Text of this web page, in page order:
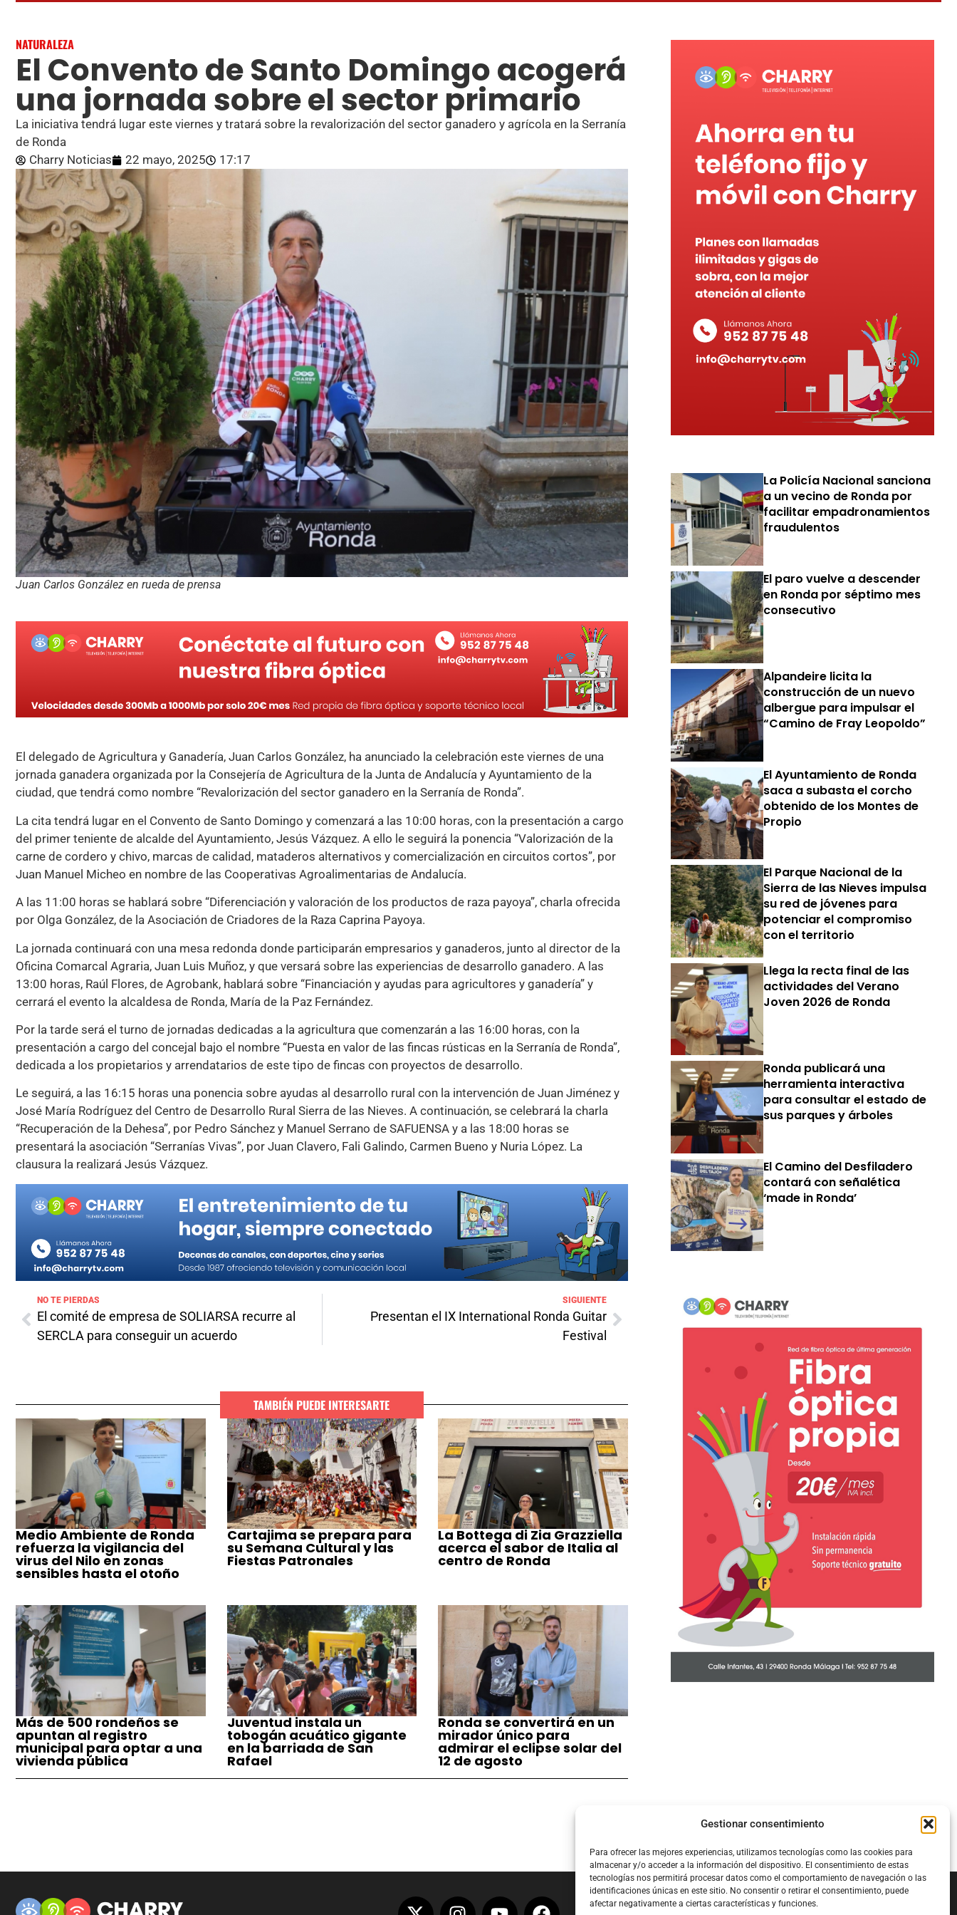
Gestionar consentimiento
Para ofrecer las mejores experiencias, utilizamos tecnologías como las cookies para
almacenar y/o acceder a la información del dispositivo. El consentimiento de estas
tecnologías nos permitirá procesar datos como el comportamiento de navegación o las
identificaciones únicas en este sitio. No consentir o retirar el consentimiento, puede
afectar negativamente a ciertas características y funciones.
NATURALEZA
El Convento de Santo Domingo acogerá
una jornada sobre el sector primario
La iniciativa tendrá lugar este viernes y tratará sobre la revalorización del sector ganadero y agrícola en la Serranía
de Ronda
Charry Noticias
22 mayo, 2025 17:17
Juan Carlos González en rueda de prensa
El delegado de Agricultura y Ganadería, Juan Carlos González, ha anunciado la celebración este viernes de una
jornada ganadera organizada por la Consejería de Agricultura de la Junta de Andalucía y Ayuntamiento de la
ciudad, que tendrá como nombre “Revalorización del sector ganadero en la Serranía de Ronda”.
La cita tendrá lugar en el Convento de Santo Domingo y comenzará a las 10:00 horas, con la presentación a cargo
del primer teniente de alcalde del Ayuntamiento, Jesús Vázquez. A ello le seguirá la ponencia “Valorización de la
carne de cordero y chivo, marcas de calidad, mataderos alternativos y comercialización en circuitos cortos”, por
Juan Manuel Micheo en nombre de las Cooperativas Agroalimentarias de Andalucía.
A las 11:00 horas se hablará sobre “Diferenciación y valoración de los productos de raza payoya”, charla ofrecida
por Olga González, de la Asociación de Criadores de la Raza Caprina Payoya.
La jornada continuará con una mesa redonda donde participarán empresarios y ganaderos, junto al director de la
Oficina Comarcal Agraria, Juan Luis Muñoz, y que versará sobre las experiencias de desarrollo ganadero. A las
13:00 horas, Raúl Flores, de Agrobank, hablará sobre “Financiación y ayudas para agricultores y ganadería” y
cerrará el evento la alcaldesa de Ronda, María de la Paz Fernández.
Por la tarde será el turno de jornadas dedicadas a la agricultura que comenzarán a las 16:00 horas, con la
presentación a cargo del concejal bajo el nombre “Puesta en valor de las fincas rústicas en la Serranía de Ronda”,
dedicada a los propietarios y arrendatarios de este tipo de fincas con proyectos de desarrollo.
Le seguirá, a las 16:15 horas una ponencia sobre ayudas al desarrollo rural con la intervención de Juan Jiménez y
José María Rodríguez del Centro de Desarrollo Rural Sierra de las Nieves. A continuación, se celebrará la charla
“Recuperación de la Dehesa”, por Pedro Sánchez y Manuel Serrano de SAFUENSA y a las 18:00 horas se
presentará la asociación “Serranías Vivas”, por Juan Clavero, Fali Galindo, Carmen Bueno y Nuria López. La
clausura la realizará Jesús Vázquez.
NO TE PIERDAS
El comité de empresa de SOLIARSA recurre al
SERCLA para conseguir un acuerdo
SIGUIENTE
Presentan el IX International Ronda Guitar
Festival
TAMBIÉN PUEDE INTERESARTE
Medio Ambiente de Ronda
refuerza la vigilancia del
virus del Nilo en zonas
sensibles hasta el otoño
Cartajima se prepara para
su Semana Cultural y las
Fiestas Patronales
La Bottega di Zia Grazziella
acerca el sabor de Italia al
centro de Ronda
Más de 500 rondeños se
apuntan al registro
municipal para optar a una
vivienda pública
Juventud instala un
tobogán acuático gigante
en la barriada de San
Rafael
Ronda se convertirá en un
mirador único para
admirar el eclipse solar del
12 de agosto
La Policía Nacional sanciona
a un vecino de Ronda por
facilitar empadronamientos
fraudulentos
El paro vuelve a descender
en Ronda por séptimo mes
consecutivo
Alpandeire licita la
construcción de un nuevo
albergue para impulsar el
“Camino de Fray Leopoldo”
El Ayuntamiento de Ronda
saca a subasta el corcho
obtenido de los Montes de
Propio
El Parque Nacional de la
Sierra de las Nieves impulsa
su red de jóvenes para
potenciar el compromiso
con el territorio
Llega la recta final de las
actividades del Verano
Joven 2026 de Ronda
Ronda publicará una
herramienta interactiva
para consultar el estado de
sus parques y árboles
El Camino del Desfiladero
contará con señalética
‘made in Ronda’